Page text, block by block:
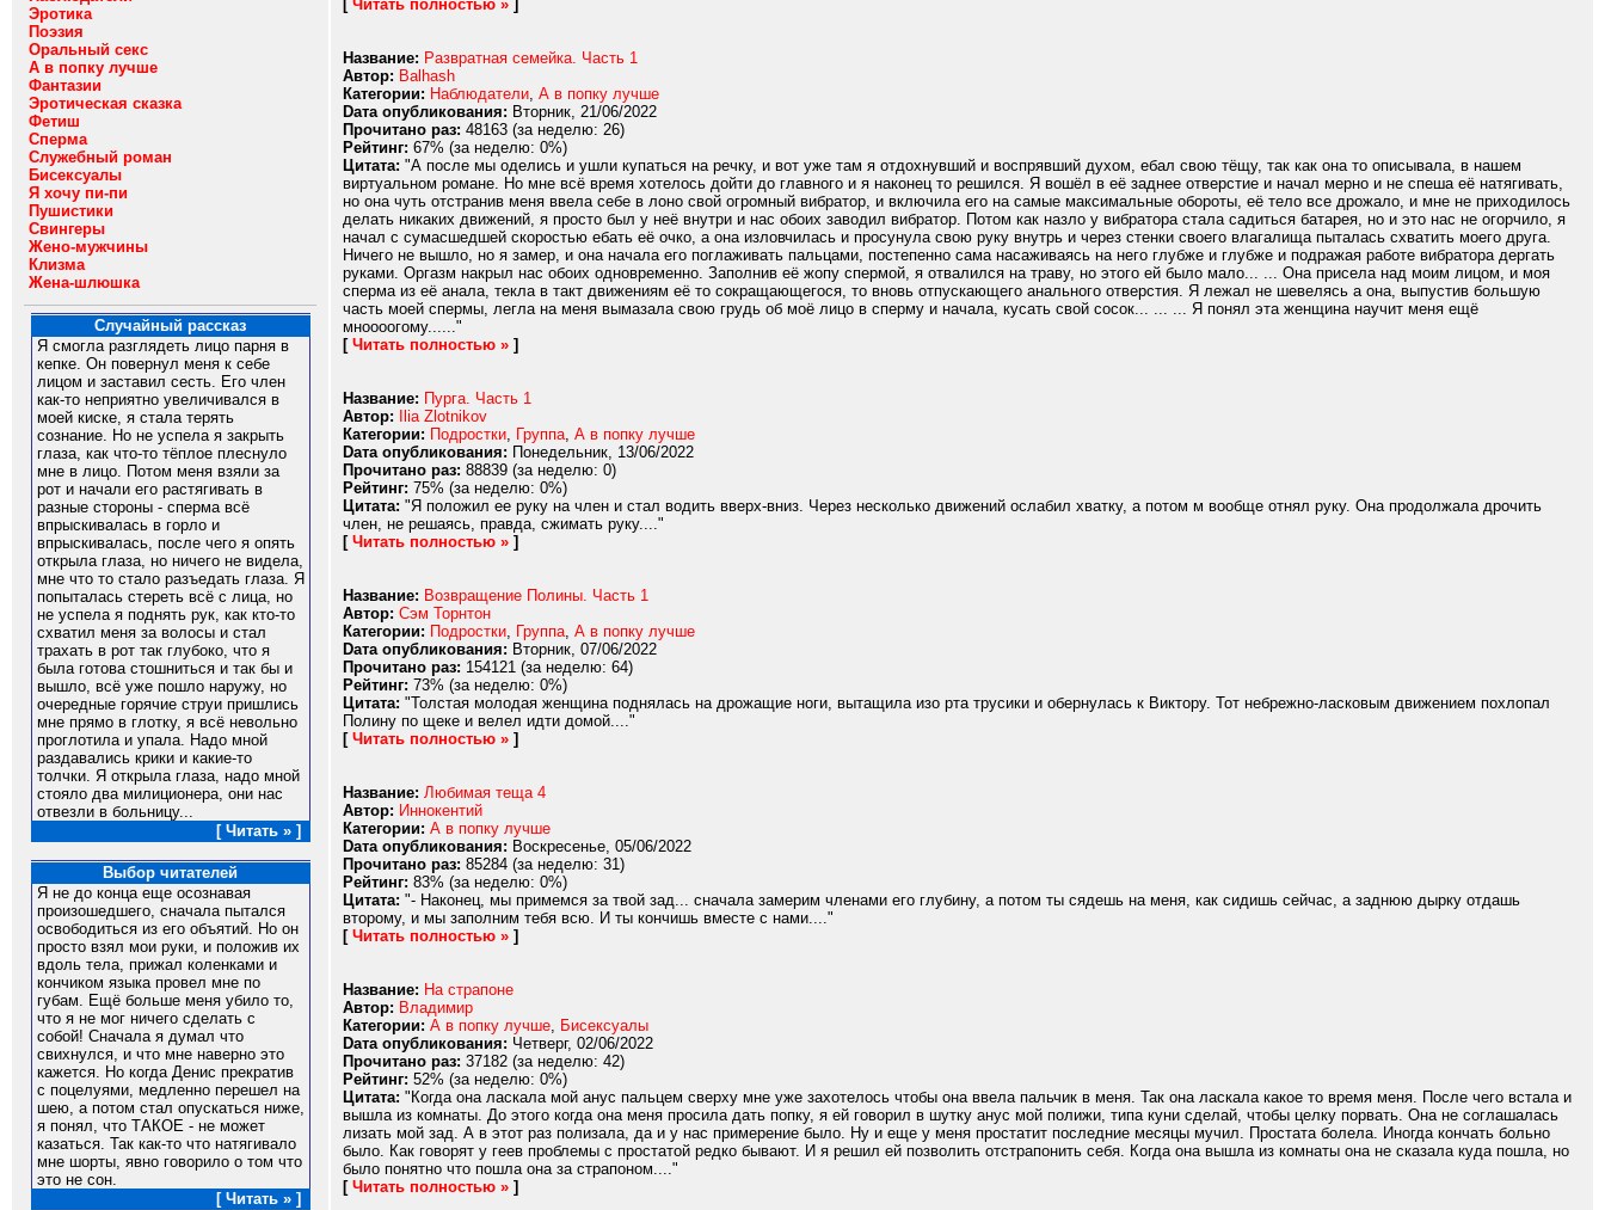
Эротика
Поэзия
Оральный секс
А в попку лучше
Фантазии
Эротическая сказка
Фетиш
Сперма
Служебный роман
Бисексуалы
Я хочу пи-пи
Пушистики
Свингеры
Жено-мужчины
Клизма
Жена-шлюшка
Случайный рассказ
Я смогла разглядеть лицо парня в
кепке. Он повернул меня к себе
лицом и заставил сесть. Его член
как-то неприятно увеличивался в
моей киске, я стала терять
сознание. Но не успела я закрыть
глаза, как что-то тёплое плеснуло
мне в лицо. Потом меня взяли за
рот и начали его растягивать в
разные стороны - сперма всё
впрыскивалась в горло и
впрыскивалась, после чего я опять
открыла глаза, но ничего не видела,
мне что то стало разъедать глаза. Я
попыталась стереть всё с лица, но
не успела я поднять рук, как кто-то
схватил меня за волосы и стал
трахать в рот так глубоко, что я
была готова стошниться и так бы и
вышло, всё уже пошло наружу, но
очередные горячие струи пришлись
мне прямо в глотку, я всё невольно
проглотила и упала. Надо мной
раздавались крики и какие-то
толчки. Я открыла глаза, надо мной
стояло два милиционера, они нас
отвезли в больницу...
[ Читать » ]
Выбор читателей
Я не до конца еще осознавая
произошедшего, сначала пытался
освободиться из его объятий. Но он
просто взял мои руки, и положив их
вдоль тела, прижал коленками и
кончиком языка провел мне по
губам. Ещё больше меня убило то,
что я не мог ничего сделать с
собой! Сначала я думал что
свихнулся, и что мне наверно это
кажется. Но когда Денис прекратив
с поцелуями, медленно перешел на
шею, а потом стал опускаться ниже,
я понял, что ТАКОЕ - не может
казаться. Так как-то что натягивало
мне шорты, явно говорило о том что
это не сон.
[ Читать » ]
[ Читать полностью » ]
Название: Развратная семейка. Часть 1
Автор: Balhash
Категории: Наблюдатели, А в попку лучше
Dата опубликования: Вторник, 21/06/2022
Прочитано раз: 48163 (за неделю: 26)
Рейтинг: 67% (за неделю: 0%)
Цитата: "А после мы оделись и ушли купаться на речку, и вот уже там я отдохнувший и воспрявший духом, ебал свою тёщу, так как она то описывала, в нашем
виртуальном романе. Но мне всё время хотелось дойти до главного и я наконец то решился. Я вошёл в её заднее отверстие и начал мерно и не спеша её натягивать,
но она чуть отстранив меня ввела себе в лоно свой огромный вибратор, и включила его на самые максимальные обороты, её тело все дрожало, и мне не приходилось
делать никаких движений, я просто был у неё внутри и нас обоих заводил вибратор. Потом как назло у вибратора стала садиться батарея, но и это нас не огорчило, я
начал с сумасшедшей скоростью ебать её очко, а она изловчилась и просунула свою руку внутрь и через стенки своего влагалища пыталась схватить моего друга.
Ничего не вышло, но я замер, и она начала его поглаживать пальцами, постепенно сама насаживаясь на него глубже и глубже и подражая работе вибратора дергать
руками. Оргазм накрыл нас обоих одновременно. Заполнив её жопу спермой, я отвалился на траву, но этого ей было мало... ... Она присела над моим лицом, и моя
сперма из её анала, текла в такт движениям её то сокращающегося, то вновь отпускающего анального отверстия. Я лежал не шевелясь а она, выпустив большую
часть моей спермы, легла на меня вымазала свою грудь об моё лицо в сперму и начала, кусать свой сосок... ... ... Я понял эта женщина научит меня ещё
мноооогому......"
[ Читать полностью » ]
Название: Пурга. Часть 1
Автор:
Ilia Zlotnikov
Категории: Подростки, Группа, А в попку лучше
Dата опубликования: Понедельник, 13/06/2022
Прочитано раз: 88839 (за неделю: 0)
Рейтинг: 75% (за неделю: 0%)
Цитата: "Я положил ее руку на член и стал водить вверх-вниз. Через несколько движений ослабил хватку, а потом м вообще отнял руку. Она продолжала дрочить
член, не решаясь, правда, сжимать руку...."
[ Читать полностью » ]
Название: Возвращение Полины. Часть 1
Автор: Сэм Торнтон
Категории: Подростки, Группа, А в попку лучше
Dата опубликования: Вторник, 07/06/2022
Прочитано раз: 154121 (за неделю: 64)
Рейтинг: 73% (за неделю: 0%)
Цитата: "Толстая молодая женщина поднялась на дрожащие ноги, вытащила изо рта трусики и обернулась к Виктору. Тот небрежно-ласковым движением похлопал
Полину по щеке и велел идти домой...."
[ Читать полностью » ]
Название: Любимая теща 4
Автор: Иннокентий
Категории: А в попку лучше
Dата опубликования: Воскресенье, 05/06/2022
Прочитано раз: 85284 (за неделю: 31)
Рейтинг: 83% (за неделю: 0%)
Цитата: "- Наконец, мы примемся за твой зад... сначала замерим членами его глубину, а потом ты сядешь на меня, как сидишь сейчас, а заднюю дырку отдашь
второму, и мы заполним тебя всю. И ты кончишь вместе с нами...."
[ Читать полностью » ]
Название: На страпоне
Автор: Владимир
Категории: А в попку лучше, Бисексуалы
Dата опубликования: Четверг, 02/06/2022
Прочитано раз: 37182 (за неделю: 42)
Рейтинг: 52% (за неделю: 0%)
Цитата: "Когда она ласкала мой анус пальцем сверху мне уже захотелось чтобы она ввела пальчик в меня. Так она ласкала какое то время меня. После чего встала и
вышла из комнаты. До этого когда она меня просила дать попку, я ей говорил в шутку анус мой полижи, типа куни сделай, чтобы целку порвать. Она не соглашалась
лизать мой зад. А в этот раз полизала, да и у нас примерение было. Ну и еще у меня простатит последние месяцы мучил. Простата болела. Иногда кончать больно
было. Как говорят у геев проблемы с простатой редко бывают. И я решил ей позволить отстрапонить себя. Когда она вышла из комнаты она не сказала куда пошла, но
было понятно что пошла она за страпоном...."
[ Читать полностью » ]